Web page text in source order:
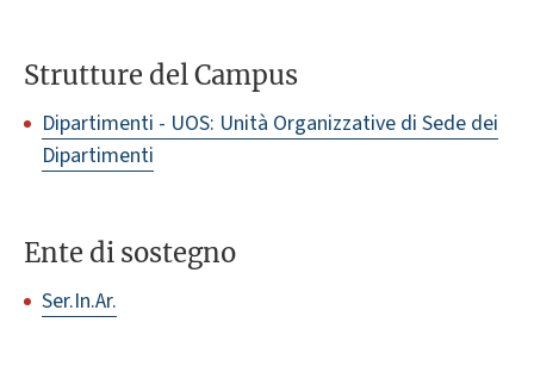
Strutture del Campus
Dipartimenti - UOS: Unità Organizzative di Sede dei
Dipartimenti
Ente di sostegno
Ser.In.Ar.